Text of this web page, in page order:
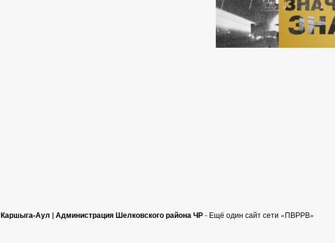
Каршыга-Аул | Администрация Шелковского района ЧР- Ещё один сайт сети «ПВРРВ»